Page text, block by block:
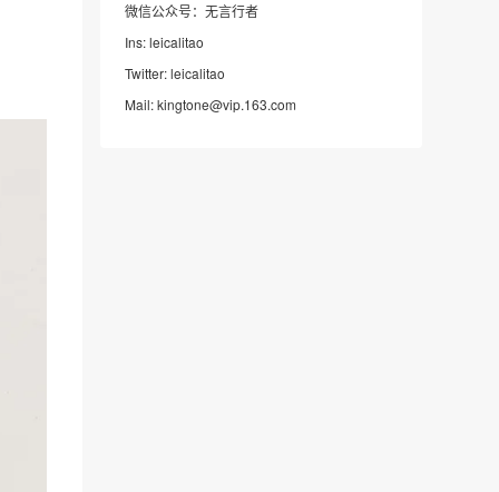
微信公众号：无言行者
Ins: leicalitao
Twitter: leicalitao
Mail: kingtone@vip.163.com